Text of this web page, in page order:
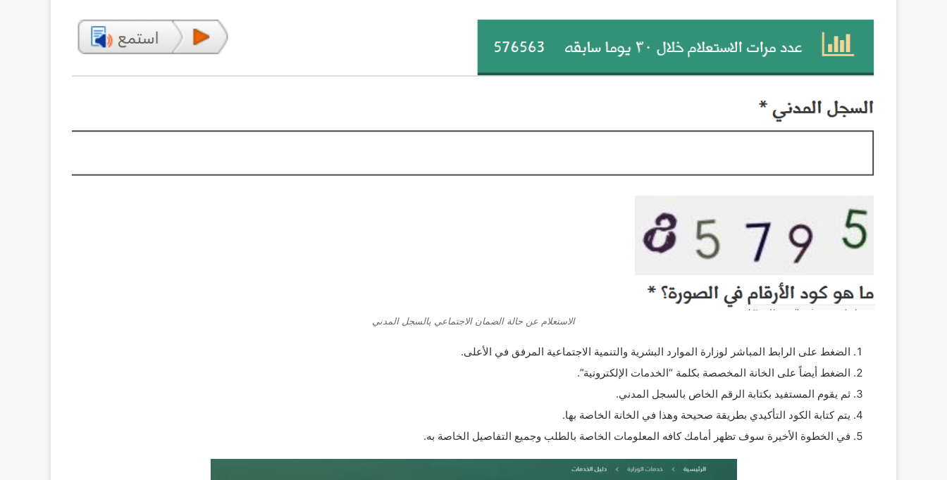
الاستعلام عن حالة الضمان الاجتماعي بالسجل المدني
الضغط على الرابط المباشر لوزارة الموارد البشرية والتنمية الاجتماعية المرفق في الأعلى.
الضغط أيضاً على الخانة المخصصة بكلمة “الخدمات الإلكترونية”.
ثم يقوم المستفيد بكتابة الرقم الخاص بالسجل المدني.
يتم كتابة الكود التأكيدي بطريقة صحيحة وهذا في الخانة الخاصة بها.
في الخطوة الأخيرة سوف تظهر أمامك كافه المعلومات الخاصة بالطلب وجميع التفاصيل الخاصة به.